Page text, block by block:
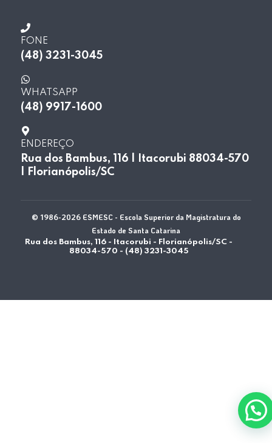
FONE
(48) 3231-3045
WHATSAPP
(48) 9917-1600
ENDEREÇO
Rua dos Bambus, 116 | Itacorubi 88034-570
| Florianópolis/SC
© 1986-2026 ESMESC - Escola Superior da Magistratura do
Estado de Santa Catarina
Rua dos Bambus, 116 - Itacorubi - Florianópolis/SC -
88034-570 - (48) 3231-3045